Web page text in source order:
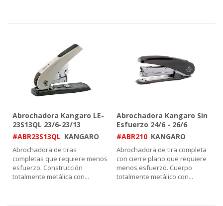
Abrochadora Kangaro LE-
23S13QL 23/6-23/13
#ABR23S13QL KANGARO
Abrochadora de tiras
completas que requiere menos
esfuerzo. Construcción
totalmente metálica con...
Abrochadora Kangaro Sin
Esfuerzo 24/6 - 26/6
#ABR210 KANGARO
Abrochadora de tira completa
con cierre plano que requiere
menos esfuerzo. Cuerpo
totalmente metálico con...